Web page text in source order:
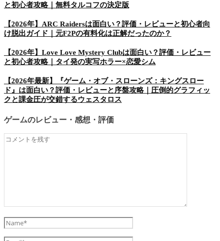
と初心者攻略｜無料タルコフの決定版
【2026年】ARC Raidersは面白い？評価・レビューと初心者向
け脱出ガイド｜元F2Pの有料化は正解だったのか？
【2026年】Love Love Mystery Clubは面白い？評価・レビュー
と初心者攻略｜タイ発の実写ホラー×恋愛シム
【2026年最新】『ゲーム・オブ・スローンズ：キングスロー
ド』は面白い？評価・レビューと序盤攻略｜圧倒的グラフィッ
クと課金圧が交錯するウェスタロス
ゲームのレビュー・感想・評価